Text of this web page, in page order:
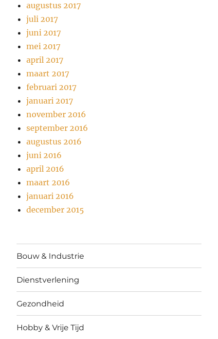
augustus 2017
juli 2017
juni 2017
mei 2017
april 2017
maart 2017
februari 2017
januari 2017
november 2016
september 2016
augustus 2016
juni 2016
april 2016
maart 2016
januari 2016
december 2015
Bouw & Industrie
Dienstverlening
Gezondheid
Hobby & Vrije Tijd